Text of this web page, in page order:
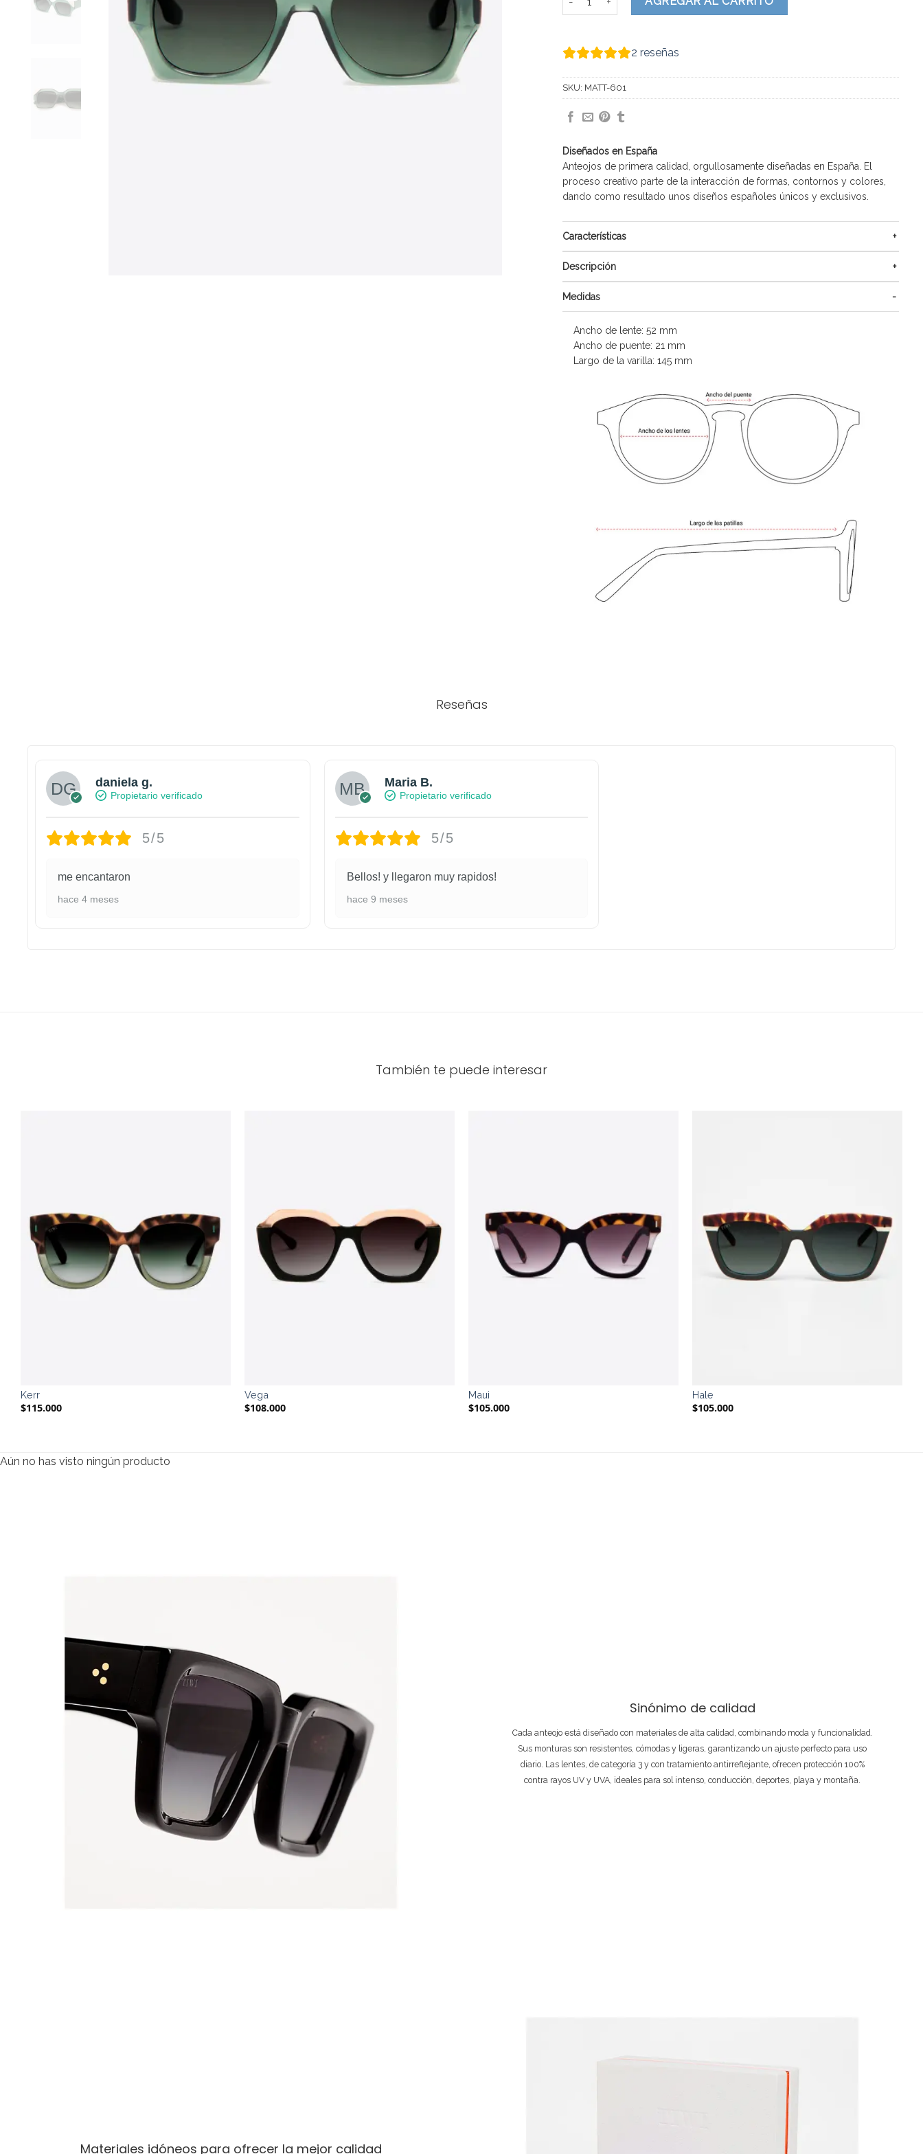
2 reseñas
SKU: MATT-601
Diseñados en España
Anteojos de primera calidad, orgullosamente diseñadas en España. El
proceso creativo parte de la interacción de formas, contornos y colores,
dando como resultado unos diseños españoles únicos y exclusivos.
Características
Descripción
Medidas
Ancho de lente: 52 mm
Ancho de puente: 21 mm
Largo de la varilla: 145 mm
Reseñas
daniela g.
Propietario verificado
5/5
me encantaron
hace 4 meses
Maria B.
Propietario verificado
5/5
Bellos! y llegaron muy rapidos!
hace 9 meses
También te puede interesar
Kerr
$115.000
Vega
$108.000
Maui
$105.000
Hale
$105.000
Aún no has visto ningún producto
Sinónimo de calidad
Cada anteojo está diseñado con materiales de alta calidad, combinando moda y funcionalidad.
Sus monturas son resistentes, cómodas y ligeras, garantizando un ajuste perfecto para uso
diario. Las lentes, de categoría 3 y con tratamiento antirreflejante, ofrecen protección 100%
contra rayos UV y UVA, ideales para sol intenso, conducción, deportes, playa y montaña.
Materiales idóneos para ofrecer la mejor calidad